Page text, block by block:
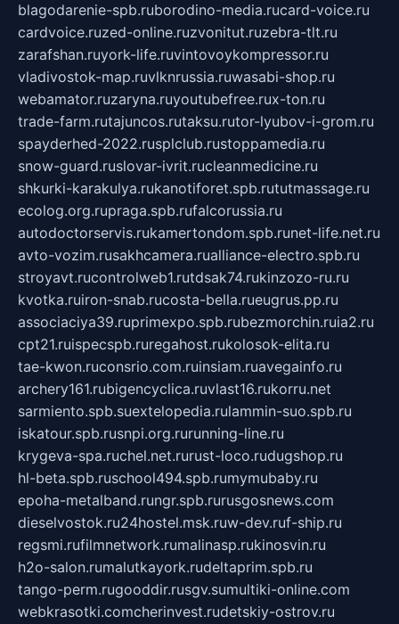
blagodarenie-spb.ruborodino-media.rucard-voice.ru
cardvoice.ruzed-online.ruzvonitut.ruzebra-tlt.ru
zarafshan.ruyork-life.ruvintovoykompressor.ru
vladivostok-map.ruvlknrussia.ruwasabi-shop.ru
webamator.ruzaryna.ruyoutubefree.rux-ton.ru
trade-farm.rutajuncos.rutaksu.rutor-lyubov-i-grom.ru
spayderhed-2022.rusplclub.rustoppamedia.ru
snow-guard.ruslovar-ivrit.rucleanmedicine.ru
shkurki-karakulya.rukanotiforet.spb.rututmassage.ru
ecolog.org.rupraga.spb.rufalcorussia.ru
autodoctorservis.rukamertondom.spb.runet-life.net.ru
avto-vozim.rusakhcamera.rualliance-electro.spb.ru
stroyavt.rucontrolweb1.rutdsak74.rukinzozo-ru.ru
kvotka.ruiron-snab.rucosta-bella.rueugrus.pp.ru
associaciya39.ruprimexpo.spb.rubezmorchin.ruia2.ru
cpt21.ruispecspb.ruregahost.rukolosok-elita.ru
tae-kwon.ruconsrio.com.ruinsiam.ruavegainfo.ru
archery161.rubigencyclica.ruvlast16.rukorru.net
sarmiento.spb.suextelopedia.rulammin-suo.spb.ru
iskatour.spb.rusnpi.org.rurunning-line.ru
krygeva-spa.ruchel.net.rurust-loco.rudugshop.ru
hl-beta.spb.ruschool494.spb.rumymubaby.ru
epoha-metalband.rungr.spb.rurusgosnews.com
dieselvostok.ru24hostel.msk.ruw-dev.ruf-ship.ru
regsmi.rufilmnetwork.rumalinasp.rukinosvin.ru
h2o-salon.rumalutkayork.rudeltaprim.spb.ru
tango-perm.rugooddir.rusgv.sumultiki-online.com
webkrasotki.comcherinvest.rudetskiy-ostrov.ru